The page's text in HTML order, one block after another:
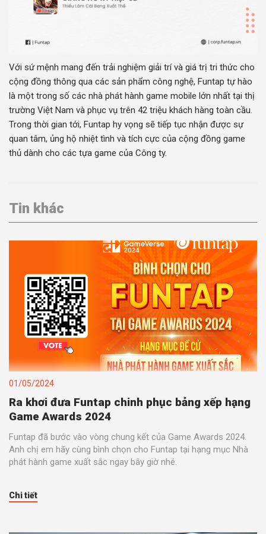
Với sứ mệnh mang đến trải nghiệm giải trí và giá trị tri thức cho
cộng đồng thông qua các sản phẩm công nghệ, Funtap tự hào
là một trong số các nhà phát hành game mobile lớn nhất tại thị
trường Việt Nam và phục vụ trên 42 triệu khách hàng toàn cầu.
Trong thời gian tới, Funtap hy vọng sẽ tiếp tục nhận được sự
quan tâm, ủng hộ nhiệt tình và tích cực của cộng đồng game
thủ dành cho các tựa game của Công ty.
Tin khác
01/05/2024
Ra khơi đưa Funtap chinh phục bảng xếp hạng
Game Awards 2024
Funtap đã bước vào vòng chung kết của Game Awards 2024.
Anh chị em hãy cùng bình chọn cho Funtap tại hạng mục Nhà
phát hành game xuất sắc ngay bây giờ nhé.
Chi tiết